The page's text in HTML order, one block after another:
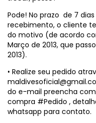
Pode! No prazo de 7
recebimento, o cliente
do motivo (de acordo
Março de 2013, que
2013).
• Realize seu pedido
do e-mail preencha
compra #Pedido ,
whatsapp para contato.